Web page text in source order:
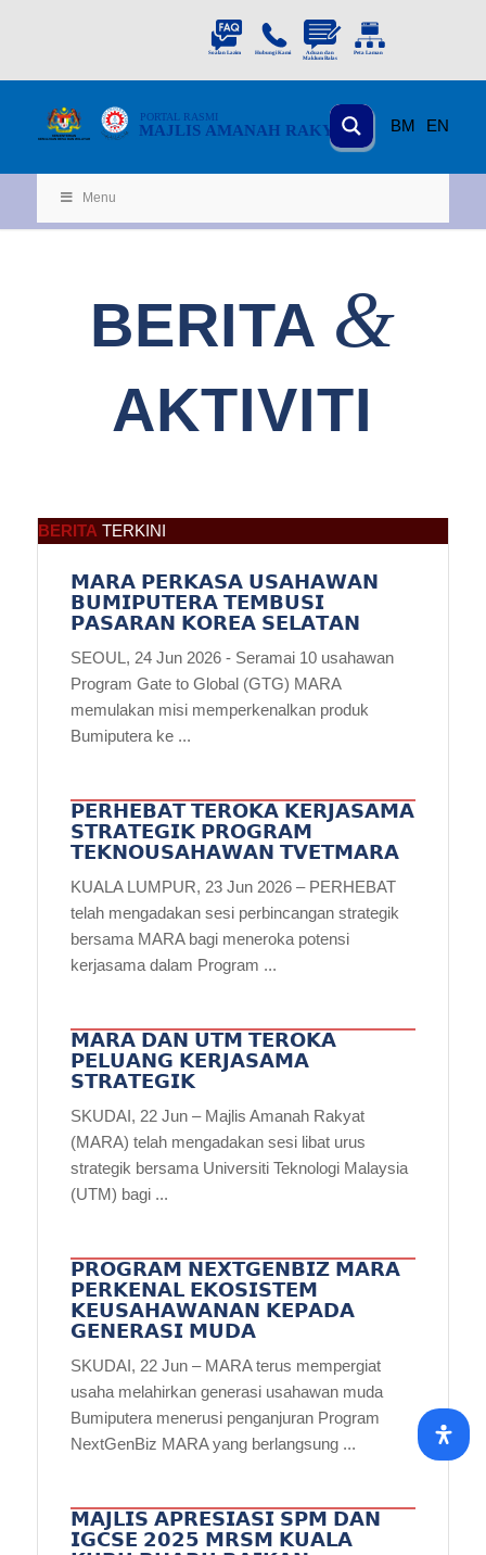
BM EN
MAJLIS AMANAH RAKYAT
PORTAL RASMI
KEMENTERIAN
KEMAJUAN DESA DAN WILA YAH
Menu
BERITA &
AKTIVITI
BERITA TERKINI
𝗠𝗔𝗥𝗔 𝗣𝗘𝗥𝗞𝗔𝗦𝗔 𝗨𝗦𝗔𝗛𝗔𝗪𝗔𝗡
𝗕𝗨𝗠𝗜𝗣𝗨𝗧𝗘𝗥𝗔 𝗧𝗘𝗠𝗕𝗨𝗦𝗜
𝗣𝗔𝗦𝗔𝗥𝗔𝗡 𝗞𝗢𝗥𝗘𝗔 𝗦𝗘𝗟𝗔𝗧𝗔𝗡
SEOUL, 24 Jun 2026 - Seramai 10 usahawan
Program Gate to Global (GTG) MARA
memulakan misi memperkenalkan produk
Bumiputera ke ...
𝗣𝗘𝗥𝗛𝗘𝗕𝗔𝗧 𝗧𝗘𝗥𝗢𝗞𝗔 𝗞𝗘𝗥𝗝𝗔𝗦𝗔𝗠𝗔
𝗦𝗧𝗥𝗔𝗧𝗘𝗚𝗜𝗞 𝗣𝗥𝗢𝗚𝗥𝗔𝗠
𝗧𝗘𝗞𝗡𝗢𝗨𝗦𝗔𝗛𝗔𝗪𝗔𝗡 𝗧𝗩𝗘𝗧𝗠𝗔𝗥𝗔
KUALA LUMPUR, 23 Jun 2026 – PERHEBAT
telah mengadakan sesi perbincangan strategik
bersama MARA bagi meneroka potensi
kerjasama dalam Program ...
𝗠𝗔𝗥𝗔 𝗗𝗔𝗡 𝗨𝗧𝗠 𝗧𝗘𝗥𝗢𝗞𝗔
𝗣𝗘𝗟𝗨𝗔𝗡𝗚 𝗞𝗘𝗥𝗝𝗔𝗦𝗔𝗠𝗔
𝗦𝗧𝗥𝗔𝗧𝗘𝗚𝗜𝗞
SKUDAI, 22 Jun – Majlis Amanah Rakyat
(MARA) telah mengadakan sesi libat urus
strategik bersama Universiti Teknologi Malaysia
(UTM) bagi ...
𝗣𝗥𝗢𝗚𝗥𝗔𝗠 𝗡𝗘𝗫𝗧𝗚𝗘𝗡𝗕𝗜𝗭 𝗠𝗔𝗥𝗔
𝗣𝗘𝗥𝗞𝗘𝗡𝗔𝗟 𝗘𝗞𝗢𝗦𝗜𝗦𝗧𝗘𝗠
𝗞𝗘𝗨𝗦𝗔𝗛𝗔𝗪𝗔𝗡𝗔𝗡 𝗞𝗘𝗣𝗔𝗗𝗔
𝗚𝗘𝗡𝗘𝗥𝗔𝗦𝗜 𝗠𝗨𝗗𝗔
SKUDAI, 22 Jun – MARA terus mempergiat
usaha melahirkan generasi usahawan muda
Bumiputera menerusi penganjuran Program
NextGenBiz MARA yang berlangsung ...
𝗠𝗔𝗝𝗟𝗜𝗦 𝗔𝗣𝗥𝗘𝗦𝗜𝗔𝗦𝗜 𝗦𝗣𝗠 𝗗𝗔𝗡
𝗜𝗚𝗖𝗦𝗘 𝟮𝟬𝟮𝟱 𝗠𝗥𝗦𝗠 𝗞𝗨𝗔𝗟𝗔